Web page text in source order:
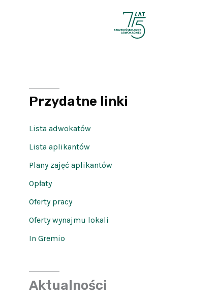
Przydatne linki
Lista adwokatów
Lista aplikantów
Plany zajęć aplikantów
Opłaty
Oferty pracy
Oferty wynajmu lokali
In Gremio
Aktualności